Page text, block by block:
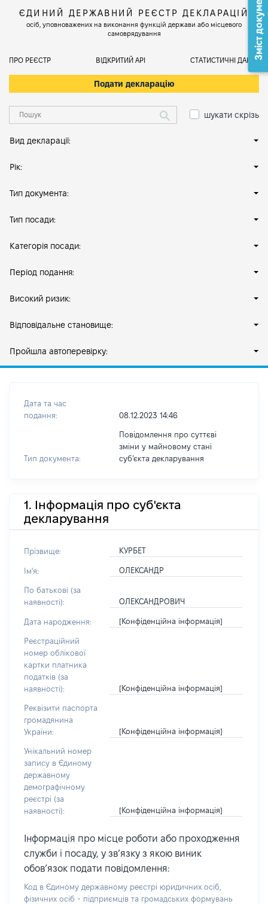
ЄДИНИЙ ДЕРЖАВНИЙ РЕЄСТР ДЕКЛАРАЦІЙ
осіб, уповноважених на виконання функцій держави або місцевого
самоврядування
ПРО РЕЄСТР ВІДКРИТИЙ АРІ СТАТИСТИЧНІ ДАНІ
Подати декларацію
шукати скрізь
Вид декларації:
Рік:
Тип документа:
Тип посади:
Категорія посади:
Період подання:
Високий ризик:
Відповідальне становище:
Пройшла автоперевірку:
Дата та час
подання:
08.12.2023 14:46
Тип документа:
Повідомлення про суттєві
зміни у майновому стані
субʼєкта декларування
1. Інформація про суб'єкта
декларування
Прізвище: КУРБЕТ
Ім'я: ОЛЕКСАНДР
По батькові (за
наявності):
ОЛЕКСАНДРОВИЧ
Дата народження: [Конфіденційна інформація]
Реєстраційний
номер облікової
картки платника
податків (за
наявності):
[Конфіденційна інформація]
Реквізити паспорта
громадянина
України:
[Конфіденційна інформація]
Унікальний номер
запису в Єдиному
державному
демографічному
реєстрі (за
наявності):
[Конфіденційна інформація]
Інформація про місце роботи або проходження
служби і посаду, у зв’язку з якою виник
обов’язок подати повідомлення:
Код в Єдиному державному реєстрі юридичних осіб,
фізичних осіб - підприємців та громадських формувань
Зміст документа